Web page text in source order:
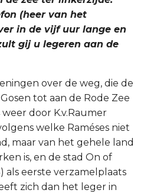
(heer van het
in de vijf uur lange en
gij u legeren aan de
over de weg, die de
tot aan de Rode Zee
door K.v.Raumer
welke Raméses niet
maar van het gehele land
is, en de stad On of
als eerste verzamelplaats
zich dan het leger in